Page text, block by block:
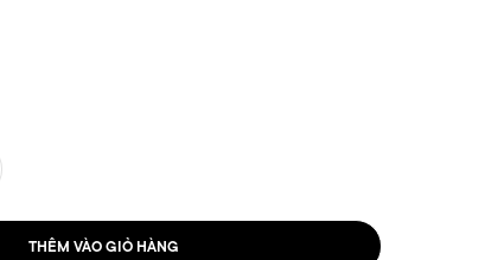
THÊM VÀO GIỎ HÀNG